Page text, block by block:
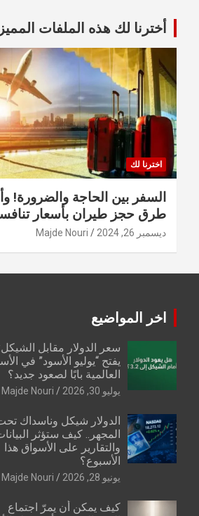
أخترنا لك هذه الملفات
اخترنا لك
السفر بين الحاجة والضرورة!
طرق حجز طيران بأسعار
ديسمبر 26, 2024 Majde Nouri
اخر المواضيع
سعر الدولار مقابل
يفتح “يوليو الأسود” في
العالمية بابًا لصعود جديد؟
يوليو 30, 2026 Majde Nouri
الدولار شيكل وناسداك
المجهر.. كيف ستؤثر
والتقارير على الأسواق هذا
الأسبوع؟
يونيو 28, 2026 Majde Nouri
كيف يمكن أن يمرّ اجتماع